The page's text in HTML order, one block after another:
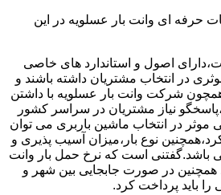
حرفه ای وانت بار عسلویه در این
اصول و استاندارد های خاصی
در انتخاب مشتریان داشته باشند و
شرکت وانت بار عسلویه با داشتن
نیاز مشتریان در سراسر کشور
موثر در انتخاب ماشین باربری می توان
نوع بار،میزان آسیب پذیری و
باشد.گفتنی است که نرخ حمل بار وانت
در صورت جابجایی بین شهر و
باید پرداخت کرد.